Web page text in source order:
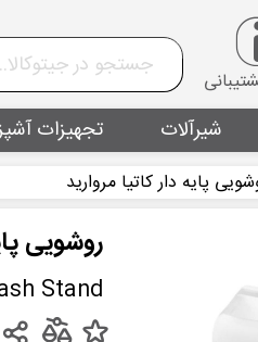
شیرآلات تجهیزات
پایه دار کاتیا مروارید
روشویی
Stand